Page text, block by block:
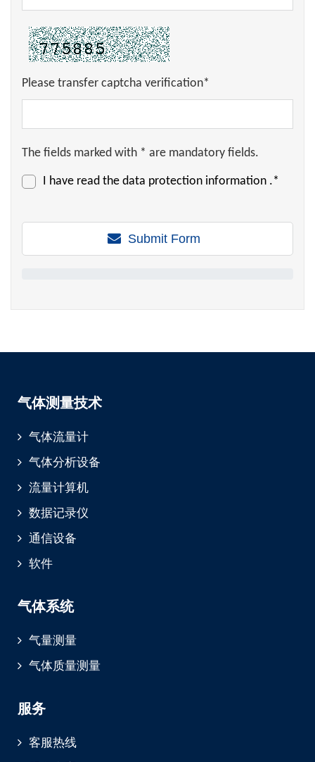
Please transfer captcha verification*
The fields marked with * are mandatory fields.
I have read the data protection information .*
Submit Form
气体测量技术
气体流量计
气体分析设备
流量计算机
数据记录仪
通信设备
软件
气体系统
气量测量
气体质量测量
服务
客服热线